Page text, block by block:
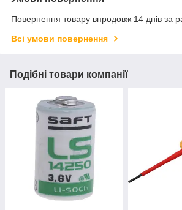
Повернення товару впродовж 14 днів за
Всі умови повернення
Подібні товари компанії